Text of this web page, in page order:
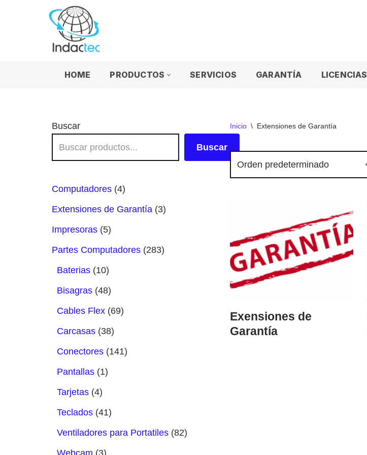
HOME PRODUCTOS SERVICIOS GARANTÍA LICENCIAS
Buscar
Buscar
Computadores 4
Extensiones de Garantía 3
Impresoras 5
Partes Computadores 283
Baterias 10
Bisagras 48
Cables Flex 69
Carcasas 38
Conectores 141
Pantallas 1
Tarjetas 4
Teclados 41
Ventiladores para Portatiles 82
Webcam
3
Inicio \ Extensiones de Garantía
Exensiones de
Garantía